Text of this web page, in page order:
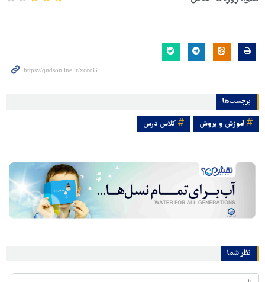
برچسب‌ها
آموزش و پروش کلاس درس
نظر شما